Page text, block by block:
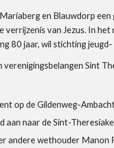
en Blauwdorp
verrijzenis van Jezus. In
80 jaar, wil stichting
Sint
op de Gildenweg-
aan naar de Sint-
andere wethouder